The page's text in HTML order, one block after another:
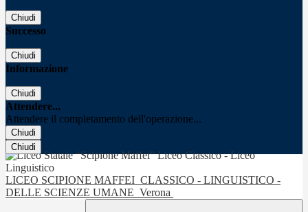
Chiudi
Successo
Chiudi
Informazione
Chiudi
Attendere...
Attendere il completamento dell'operazione...
Chiudi
Chiudi
LICEO SCIPIONE MAFFEI CLASSICO - LINGUISTICO -
DELLE SCIENZE UMANE Verona